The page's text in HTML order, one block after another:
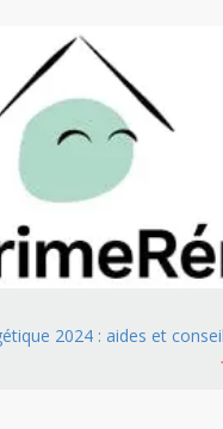
2024 : aides et